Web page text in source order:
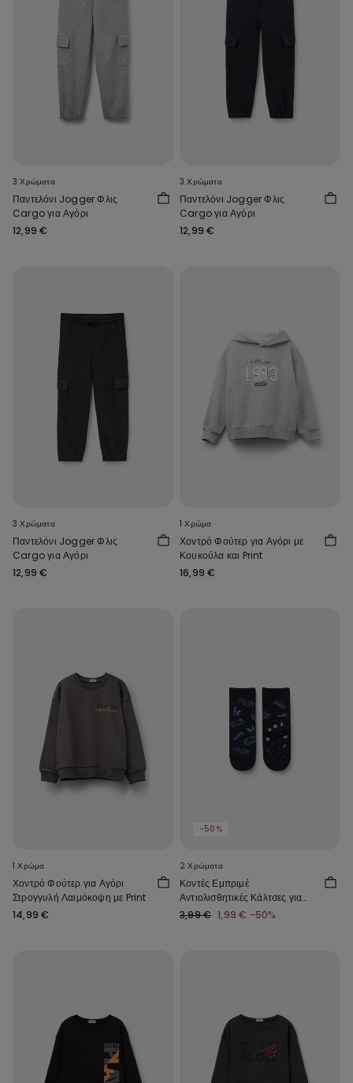
3 Χρώματα
Παντελόνι Jogger Φλις
Cargo για Αγόρι
12,99 €
3 Χρώματα
Παντελόνι Jogger Φλις
Cargo για Αγόρι
12,99 €
3 Χρώματα
Παντελόνι Jogger Φλις
Cargo για Αγόρι
12,99 €
1 Χρώμα
Χοντρό Φούτερ για Αγόρι με
Κουκούλα και Print
16,99 €
1 Χρώμα
Χοντρό Φούτερ για Αγόρι
Στρογγυλή Λαιμόκοψη με Print
14,99 €
-50%
2 Χρώματα
Κοντές Εμπριμέ
Αντιολισθητικές Κάλτσες για
Αγόρια
3,99 € 1,99 € -50%